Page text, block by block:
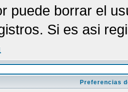
puede borrar el
Si es asi
Preferencias